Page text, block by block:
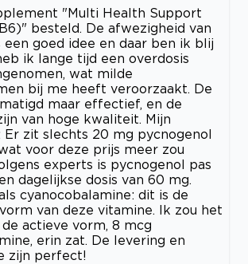
"Multi Health Support
besteld. De afwezigheid van
een goed idee en daar ben ik blij
ik lange tijd een overdosis
wat milde
bij me heeft veroorzaakt. De
maar effectief, en de
van hoge kwaliteit. Mijn
zit slechts 20 mg pycnogenol
voor deze prijs meer zou
experts is pycnogenol pas
dagelijkse dosis van 60 mg.
cyanocobalamine: dit is de
van deze vitamine. Ik zou het
actieve vorm, 8 mcg
erin zat. De levering en
zijn perfect!